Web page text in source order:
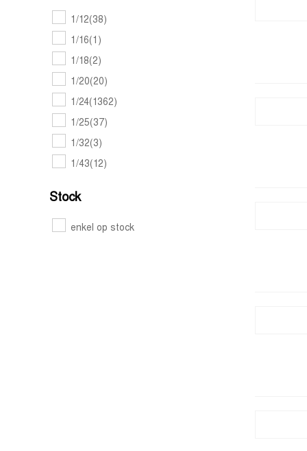
Polar lights
1/12(38)
1/16(1)
1/18(2)
1/20(20)
1/24(1362)
1/25(37)
1/32(3)
1/43(12)
Stock
enkel op stock